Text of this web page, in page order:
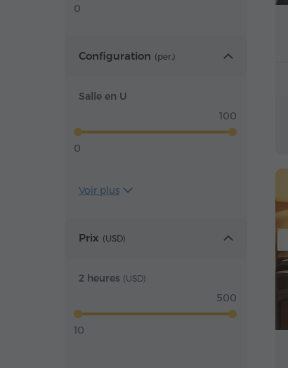
0
Configuration (per.)
Salle en U
0
100
Voir plus
Prix (USD)
2 heures (USD)
10
500